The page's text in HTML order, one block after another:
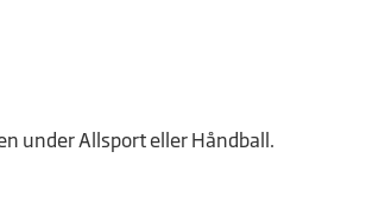
under Allsport eller Håndball.